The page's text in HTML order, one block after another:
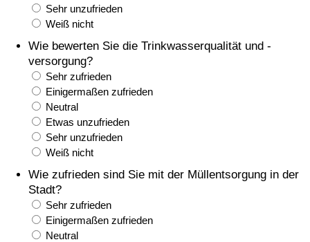
Sehr unzufrieden
Weiß nicht
Wie bewerten Sie die Trinkwasserqualität und -
versorgung?
Sehr zufrieden
Einigermaßen zufrieden
Neutral
Etwas unzufrieden
Sehr unzufrieden
Weiß nicht
Wie zufrieden sind Sie mit der Müllentsorgung in der
Stadt?
Sehr zufrieden
Einigermaßen zufrieden
Neutral
Kriminalitäts-Index (aktuell)
Kriminalitäts-Index
Kriminalitätsindex nach Land
Gesundheitsversorgung
Gesundheitsversorgungs-Index (aktuell)
Gesundheitsversorgungs-Index
Gesundheitsversorgungs-Index nach Land